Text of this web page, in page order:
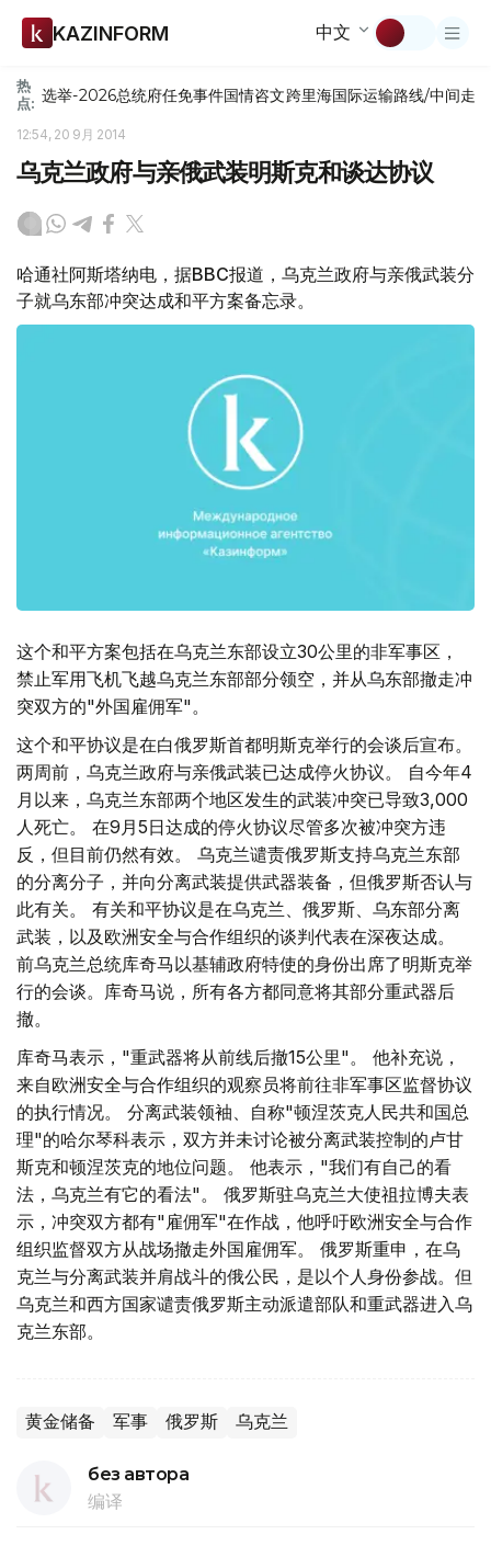
KAZINFORM 中文
热
点: 选举-2026总统府任免事件国情咨文跨里海国际运输路线/中间走廊
12:54, 20 9月 2014
乌克兰政府与亲俄武装明斯克和谈达协议
哈通社阿斯塔纳电，据BBC报道，乌克兰政府与亲俄武装分
子就乌东部冲突达成和平方案备忘录。
这个和平方案包括在乌克兰东部设立30公里的非军事区，
禁止军用飞机飞越乌克兰东部部分领空，并从乌东部撤走冲
突双方的"外国雇佣军"。
这个和平协议是在白俄罗斯首都明斯克举行的会谈后宣布。
两周前，乌克兰政府与亲俄武装已达成停火协议。 自今年4
月以来，乌克兰东部两个地区发生的武装冲突已导致3,000
人死亡。 在9月5日达成的停火协议尽管多次被冲突方违
反，但目前仍然有效。 乌克兰谴责俄罗斯支持乌克兰东部
的分离分子，并向分离武装提供武器装备，但俄罗斯否认与
此有关。 有关和平协议是在乌克兰、俄罗斯、乌东部分离
武装，以及欧洲安全与合作组织的谈判代表在深夜达成。
前乌克兰总统库奇马以基辅政府特使的身份出席了明斯克举
行的会谈。库奇马说，所有各方都同意将其部分重武器后
撤。
库奇马表示，"重武器将从前线后撤15公里"。 他补充说，
来自欧洲安全与合作组织的观察员将前往非军事区监督协议
的执行情况。 分离武装领袖、自称"顿涅茨克人民共和国总
理"的哈尔琴科表示，双方并未讨论被分离武装控制的卢甘
斯克和顿涅茨克的地位问题。 他表示，"我们有自己的看
法，乌克兰有它的看法"。 俄罗斯驻乌克兰大使祖拉博夫表
示，冲突双方都有"雇佣军"在作战，他呼吁欧洲安全与合作
组织监督双方从战场撤走外国雇佣军。 俄罗斯重申，在乌
克兰与分离武装并肩战斗的俄公民，是以个人身份参战。但
乌克兰和西方国家谴责俄罗斯主动派遣部队和重武器进入乌
克兰东部。
黄金储备 军事 俄罗斯 乌克兰
без автора
编译